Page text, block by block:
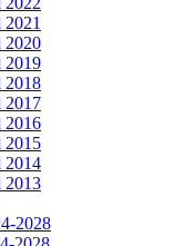
2020
2019
2018
2017
2016
2015
2014
2013
2028